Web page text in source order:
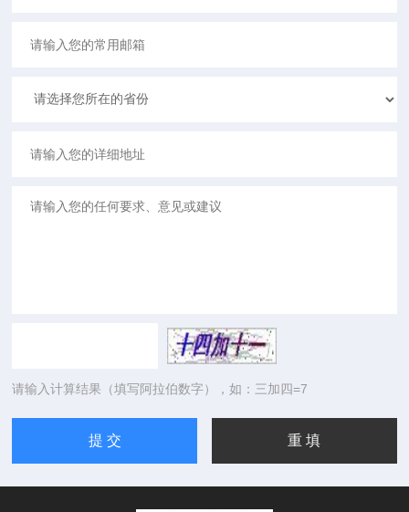
请输入计算结果（填写阿拉伯数字），如：三加四=7